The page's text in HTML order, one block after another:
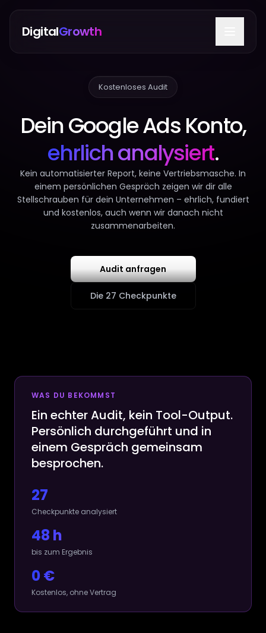
DigitalGrowth
Kostenloses Audit
Dein Google Ads Konto,
ehrlich analysiert.
Kein automatisierter Report, keine Vertriebsmasche. In
einem persönlichen Gespräch zeigen wir dir alle
Stellschrauben für dein Unternehmen – ehrlich, fundiert
und kostenlos, auch wenn wir danach nicht
zusammenarbeiten.
Audit anfragen
Die 27 Checkpunkte
WAS DU BEKOMMST
Ein echter Audit, kein Tool-Output.
Persönlich durchgeführt und in
einem Gespräch gemeinsam
besprochen.
27
Checkpunkte analysiert
48 h
bis zum Ergebnis
0 €
Kostenlos, ohne Vertrag